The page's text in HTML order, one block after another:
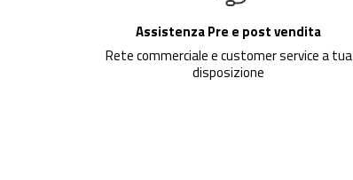
Assistenza Pre e post vendita
Rete commerciale e customer service a tua
disposizione